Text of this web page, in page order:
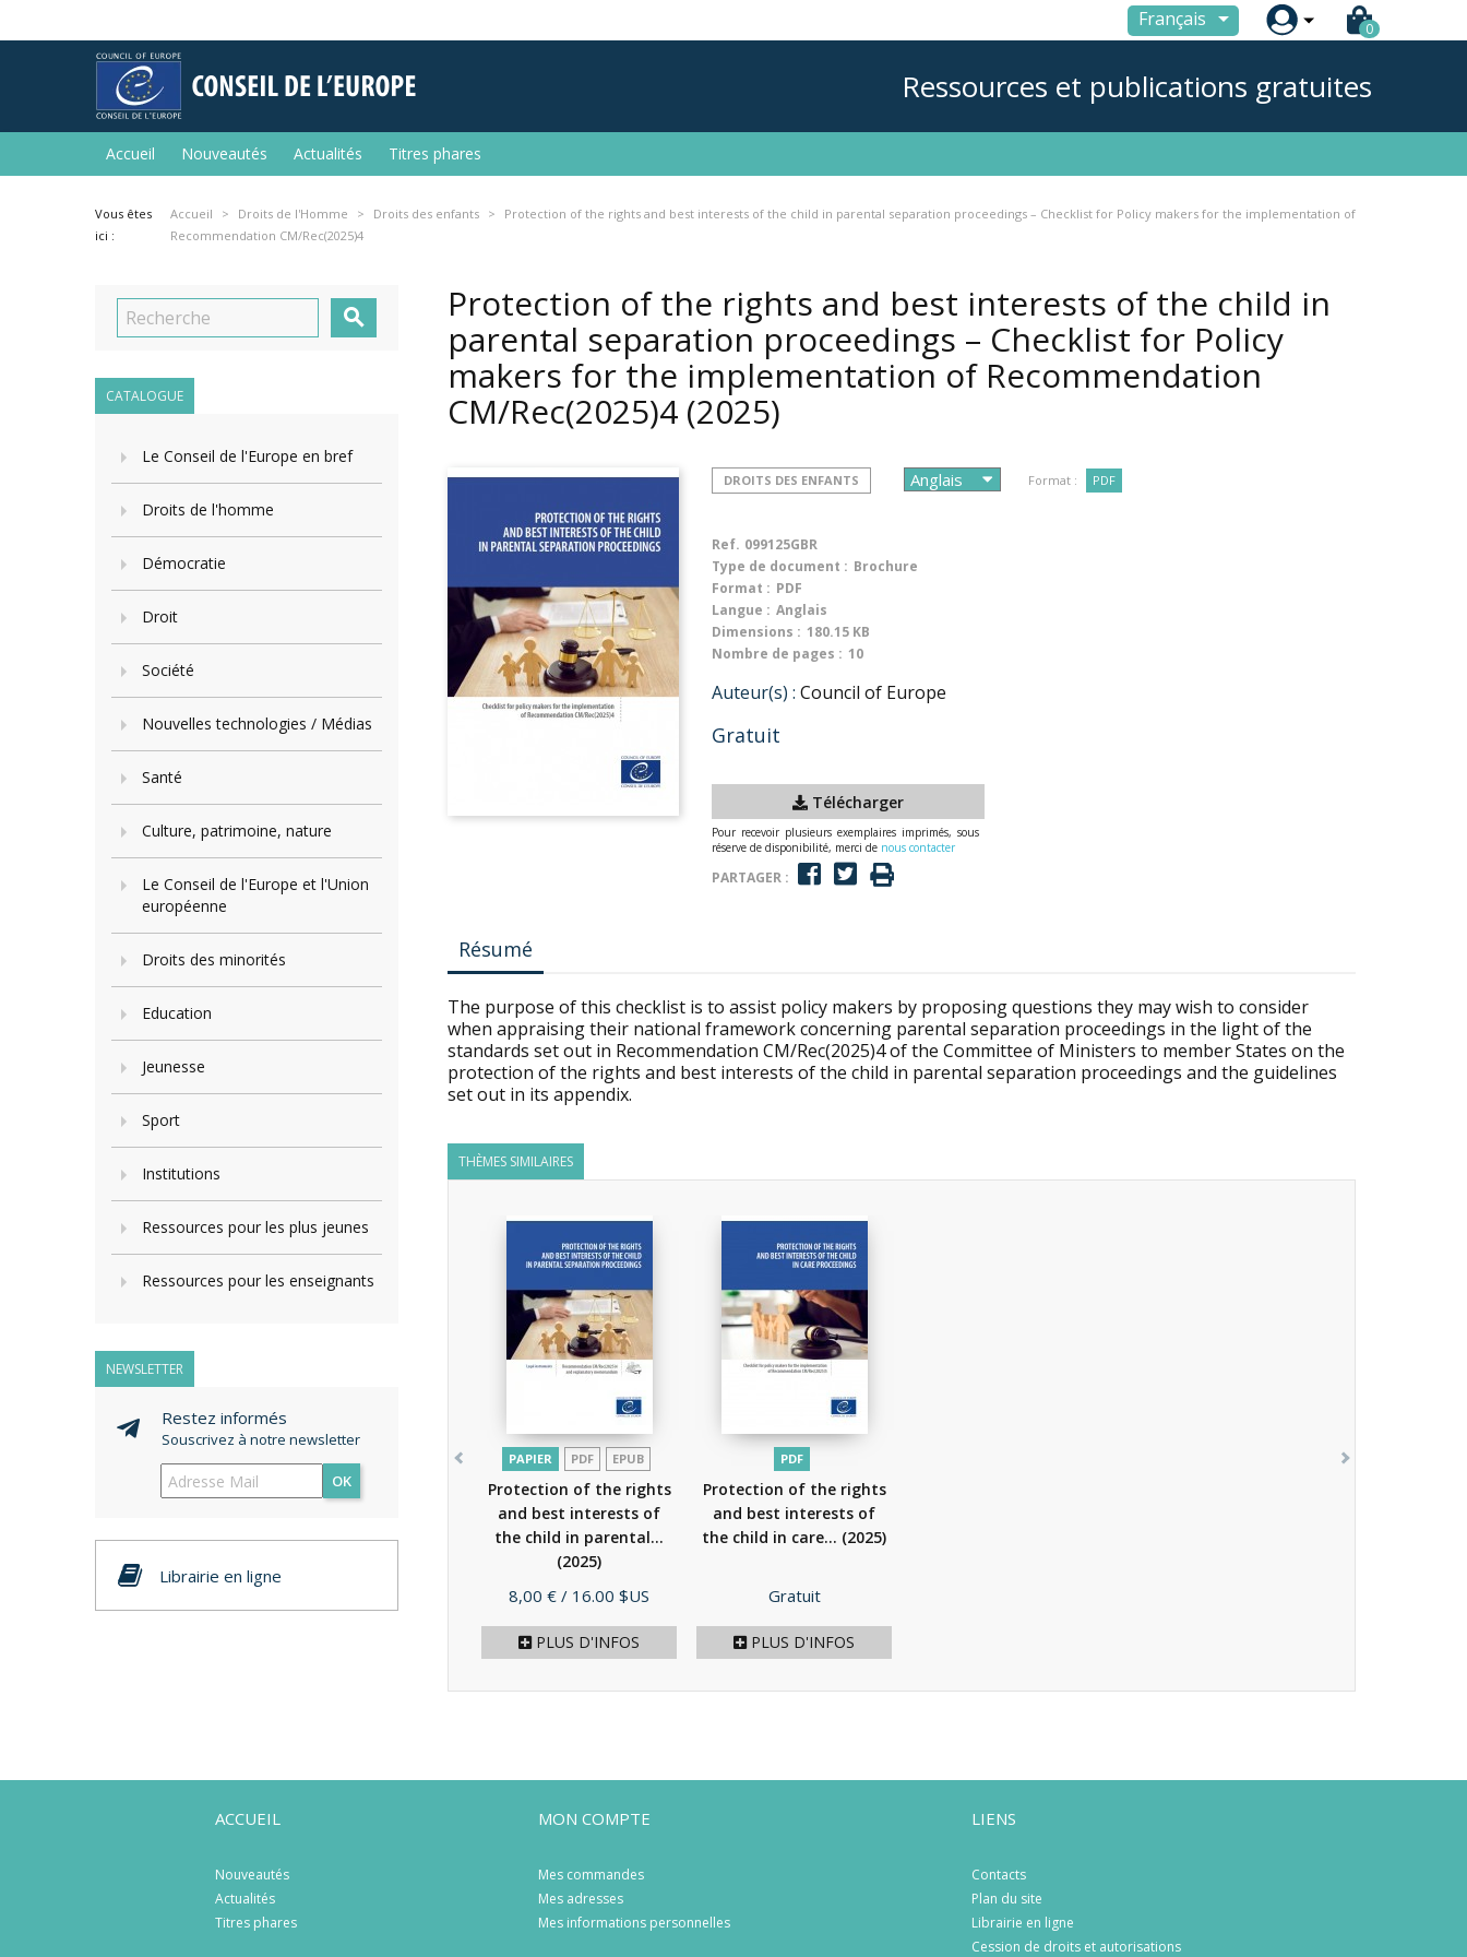
Français  0
Ressources et publications gratuites
Accueil Nouveautés Actualités Titres phares
Vous êtes
ici :
Accueil Droits de l'Homme Droits des enfants
Protection of the rights and best interests of the child in parental separation proceedings – Checklist for Policy makers for the implementation of
Recommendation CM/Rec(2025)4

CATALOGUE
Le Conseil de l'Europe en bref
Droits de l'homme
Démocratie
Droit
Société
Nouvelles technologies / Médias
Santé
Culture, patrimoine, nature
Le Conseil de l'Europe et l'Union
européenne
Droits des minorités
Education
Jeunesse
Sport
Institutions
Ressources pour les plus jeunes
Ressources pour les enseignants
NEWSLETTER
Restez informés
Souscrivez à notre newsletter
OK
Librairie en ligne
Protection of the rights and best interests of the child in
parental separation proceedings – Checklist for Policy
makers for the implementation of Recommendation
CM/Rec(2025)4 (2025)
DROITS DES ENFANTS Format : PDF
Ref. 099125GBR
Type de document : Brochure
Format : PDF
Langue : Anglais
Dimensions : 180.15 KB
Nombre de pages : 10
Auteur(s) : Council of Europe
Gratuit
Télécharger
Pour recevoir plusieurs exemplaires imprimés, sous
réserve de disponibilité, merci de nous contacter
PARTAGER :
Résumé
The purpose of this checklist is to assist policy makers by proposing questions they may wish to consider
when appraising their national framework concerning parental separation proceedings in the light of the
standards set out in Recommendation CM/Rec(2025)4 of the Committee of Ministers to member States on the
protection of the rights and best interests of the child in parental separation proceedings and the guidelines
set out in its appendix.
THÈMES SIMILAIRES
PAPIER PDF EPUB
Protection of the rights
and best interests of
the child in parental...
(2025)
Prix
8,00 € / 16.00 $US
PLUS D'INFOS
PDF
Protection of the rights
and best interests of
the child in care... (2025)
Prix
Gratuit
PLUS D'INFOS
ACCUEIL
Nouveautés
Actualités
Titres phares
MON COMPTE
Mes commandes
Mes adresses
Mes informations personnelles
LIENS
Contacts
Plan du site
Librairie en ligne
Cession de droits et autorisations